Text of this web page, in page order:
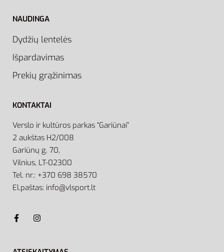
NAUDINGA
Dydžių lentelės
Išpardavimas
Prekių grąžinimas
KONTAKTAI
Verslo ir kultūros parkas “Gariūnai”
2 aukštas H2/008
Gariūnų g. 70,
Vilnius, LT-02300
Tel. nr.: +370 698 38570
El.paštas: info@vlsport.lt